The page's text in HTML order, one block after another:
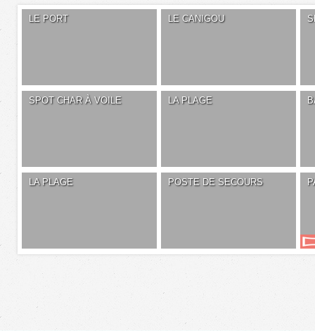
LE PORT LE CANIGOU
SPOT CHAR À VOILE LA PLAGE
LA PLAGE POSTE DE SECOURS